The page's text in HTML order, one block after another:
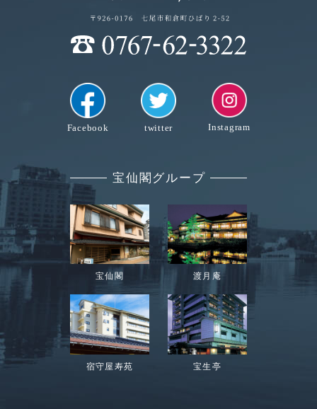
Facebook twitter Instagram
宝仙閣グループ
宝仙閣 渡月庵
宿守屋寿苑 宝生亭